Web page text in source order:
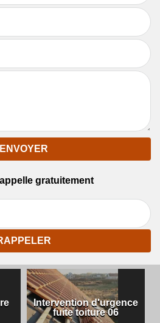
gratuitement
Intervention d'urgence
fuite toiture 06